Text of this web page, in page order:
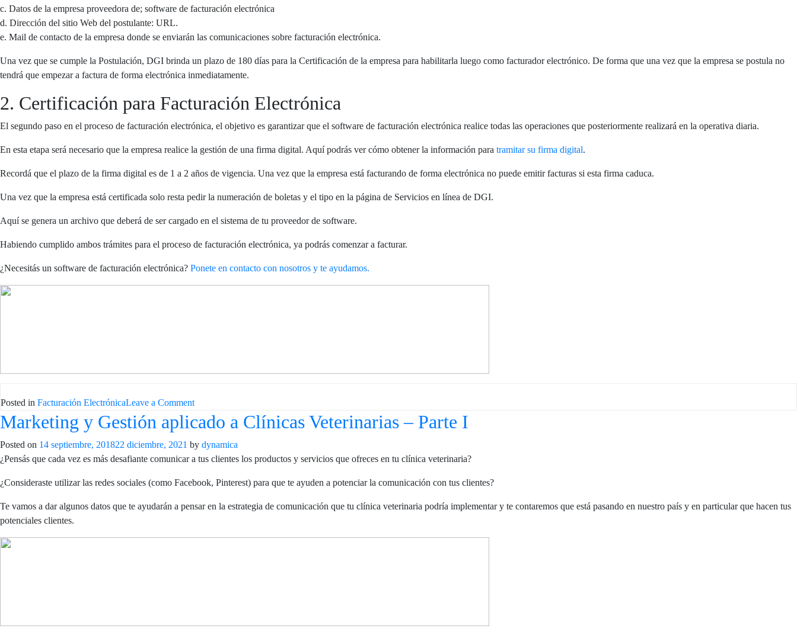
c. Datos de la empresa proveedora de; software de facturación electrónica
d. Dirección del sitio Web del postulante: URL.
e. Mail de contacto de la empresa donde se enviarán las comunicaciones sobre facturación electrónica.
Una vez que se cumple la Postulación, DGI brinda un plazo de 180 días para la Certificación de la empresa para habilitarla luego como facturador electrónico. De forma que una vez que la empresa se postula no
tendrá que empezar a factura de forma electrónica inmediatamente.
2. Certificación para Facturación Electrónica
El segundo paso en el proceso de facturación electrónica, el objetivo es garantizar que el software de facturación electrónica realice todas las operaciones que posteriormente realizará en la operativa diaria.
En esta etapa será necesario que la empresa realice la gestión de una firma digital. Aquí podrás ver cómo obtener la información para tramitar su firma digital.
Recordá que el plazo de la firma digital es de 1 a 2 años de vigencia. Una vez que la empresa está facturando de forma electrónica no puede emitir facturas si esta firma caduca.
Una vez que la empresa está certificada solo resta pedir la numeración de boletas y el tipo en la página de Servicios en línea de DGI.
Aquí se genera un archivo que deberá de ser cargado en el sistema de tu proveedor de software.
Habiendo cumplido ambos trámites para el proceso de facturación electrónica, ya podrás comenzar a facturar.
¿Necesitás un software de facturación electrónica? Ponete en contacto con nosotros y te ayudamos.
Posted in Facturación ElectrónicaLeave a Commenton
Proceso
de
Facturación
Electrónica
Uruguay
Marketing y Gestión aplicado a Clínicas Veterinarias – Parte I
Posted on 14 septiembre, 201822 diciembre, 2021 by dynamica
¿Pensás que cada vez es más desafiante comunicar a tus clientes los productos y servicios que ofreces en tu clínica veterinaria?
¿Consideraste utilizar las redes sociales (como Facebook, Pinterest) para que te ayuden a potenciar la comunicación con tus clientes?
Te vamos a dar algunos datos que te ayudarán a pensar en la estrategia de comunicación que tu clínica veterinaria podría implementar y te contaremos que está pasando en nuestro país y en particular que hacen tus
potenciales clientes.